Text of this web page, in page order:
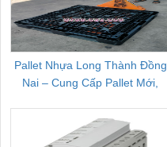
Pallet Nhựa Long Thành Đồng
Nai – Cung Cấp Pallet Mới,